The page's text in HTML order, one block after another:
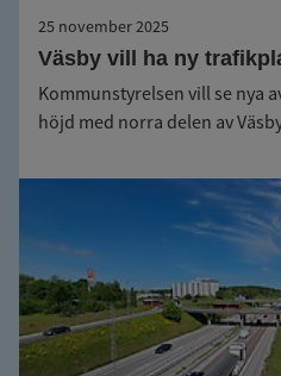
25 november 2025
Väsby vill ha ny
Kommunstyrelsen vill se nya
höjd med norra delen av